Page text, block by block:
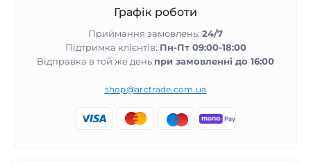
Графік роботи
Приймання замовлень: 24/7
Підтримка клієнтів: Пн-Пт 09:00-18:00
Відправка в той же день при замовленні до 16:00
shop@arctrade.com.ua